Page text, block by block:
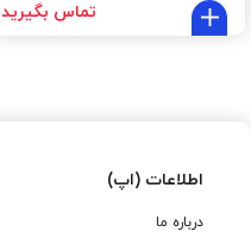
تماس بگیرید
اطلاعات (اپ)
درباره ما